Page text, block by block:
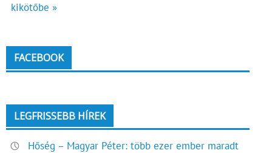
kikötőbe »
FACEBOOK
LEGFRISSEBB HÍREK
Hőség – Magyar Péter: több ezer ember maradt